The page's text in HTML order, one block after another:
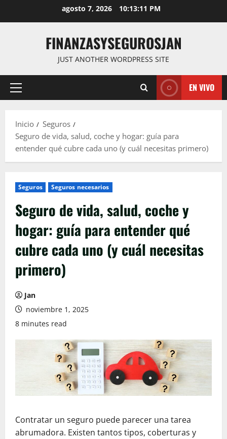
agosto 7, 2026 10:13:12 PM
FINANZASYSEGUROSJAN
JUST ANOTHER WORDPRESS SITE
Menú
EN VIVO
Inicio
Seguros
Seguro de vida, salud, coche y hogar: guía para
entender qué cubre cada uno (y cuál necesitas primero)
Seguros Seguros necesarios
Seguro de vida, salud, coche y
hogar: guía para entender qué
cubre cada uno (y cuál necesitas
primero)
Jan
noviembre 1, 2025
8 minutes read
Contratar un seguro puede parecer una tarea
abrumadora. Existen tantos tipos, coberturas y